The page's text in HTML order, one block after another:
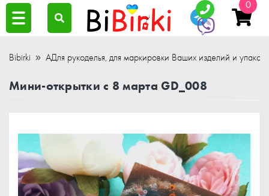
0
Bibirki АДля рукоделья, для маркировки Ваших изделий и
Мини-открытки с 8 марта GD_008